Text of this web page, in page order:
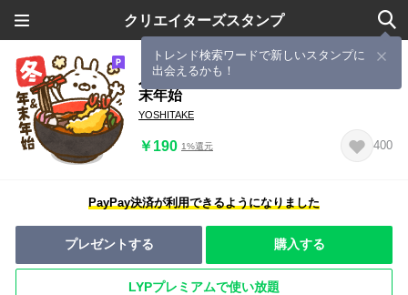
クリエイターズスタンプ
トレンド検索ワードで新しいスタンプに
出会えるかも！
人参うさぎ【冬】日常&イベント❄年
末年始
YOSHITAKE
￥190 1%還元 400
PayPay決済が利用できるようになりました
プレゼントする 購入する
LYPプレミアムで使い放題